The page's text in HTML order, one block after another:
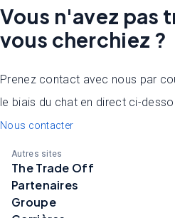
Vous n'avez pas
vous cherchiez ?
Prenez contact avec nous par
le biais du chat en direct ci-
Nous contacter
Autres sites
The Trade Off
Partenaires
Groupe